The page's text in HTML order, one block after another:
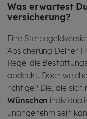
Was er­war­test
versicherung?
Eine
Absicherung Deiner
Regel die
abdeckt. Doch
richtige? Die, die sich
Wünschen
unangenehm sein